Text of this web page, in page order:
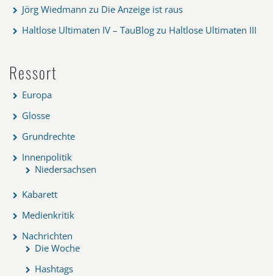
Jörg Wiedmann zu Die Anzeige ist raus
Haltlose Ultimaten IV – TauBlog zu Haltlose Ultimaten III
Ressort
Europa
Glosse
Grundrechte
Innenpolitik
Niedersachsen
Kabarett
Medienkritik
Nachrichten
Die Woche
Hashtags